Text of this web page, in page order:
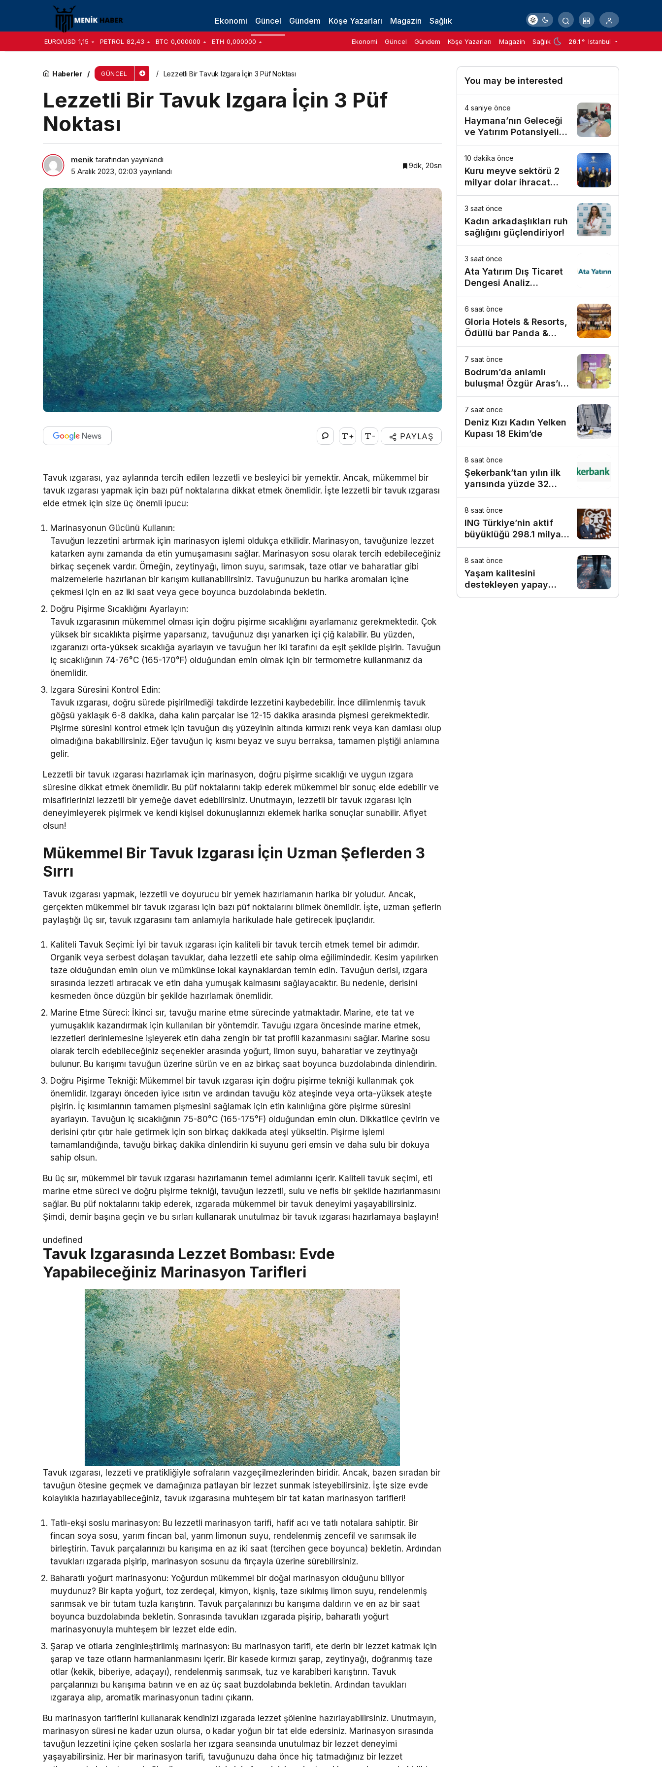
Ekonomi Güncel Gündem Köşe Yazarları Magazin Sağlık
EURO/USD 1,15 PETROL 82,43 BTC 0,000000 ETH 0,000000 Ekonomi Güncel Gündem Köşe Yazarları Magazin Sağlık 26.1 ° Istanbul
Haberler GÜNCEL Lezzetli Bir Tavuk Izgara İçin 3 Püf Noktası
Lezzetli Bir Tavuk Izgara İçin 3 Püf
Noktası
menik tarafından yayınlandı
5 Aralık 2023, 02:03 yayınlandı
9dk, 20sn
+ - PAYLAŞ
Tavuk ızgarası, yaz aylarında tercih edilen lezzetli ve besleyici bir yemektir. Ancak, mükemmel bir
tavuk ızgarası yapmak için bazı püf noktalarına dikkat etmek önemlidir. İşte lezzetli bir tavuk ızgarası
elde etmek için size üç önemli ipucu:
Marinasyonun Gücünü Kullanın:
Tavuğun lezzetini artırmak için marinasyon işlemi oldukça etkilidir. Marinasyon, tavuğunize lezzet
katarken aynı zamanda da etin yumuşamasını sağlar. Marinasyon sosu olarak tercih edebileceğiniz
birkaç seçenek vardır. Örneğin, zeytinyağı, limon suyu, sarımsak, taze otlar ve baharatlar gibi
malzemelerle hazırlanan bir karışım kullanabilirsiniz. Tavuğunuzun bu harika aromaları içine
çekmesi için en az iki saat veya gece boyunca buzdolabında bekletin.
Doğru Pişirme Sıcaklığını Ayarlayın:
Tavuk ızgarasının mükemmel olması için doğru pişirme sıcaklığını ayarlamanız gerekmektedir. Çok
yüksek bir sıcaklıkta pişirme yaparsanız, tavuğunuz dışı yanarken içi çiğ kalabilir. Bu yüzden,
ızgaranızı orta-yüksek sıcaklığa ayarlayın ve tavuğun her iki tarafını da eşit şekilde pişirin. Tavuğun
iç sıcaklığının 74-76°C (165-170°F) olduğundan emin olmak için bir termometre kullanmanız da
önemlidir.
Izgara Süresini Kontrol Edin:
Tavuk ızgarası, doğru sürede pişirilmediği takdirde lezzetini kaybedebilir. İnce dilimlenmiş tavuk
göğsü yaklaşık 6-8 dakika, daha kalın parçalar ise 12-15 dakika arasında pişmesi gerekmektedir.
Pişirme süresini kontrol etmek için tavuğun dış yüzeyinin altında kırmızı renk veya kan damlası olup
olmadığına bakabilirsiniz. Eğer tavuğun iç kısmı beyaz ve suyu berraksa, tamamen piştiği anlamına
gelir.
Lezzetli bir tavuk ızgarası hazırlamak için marinasyon, doğru pişirme sıcaklığı ve uygun ızgara
süresine dikkat etmek önemlidir. Bu püf noktalarını takip ederek mükemmel bir sonuç elde edebilir ve
misafirlerinizi lezzetli bir yemeğe davet edebilirsiniz. Unutmayın, lezzetli bir tavuk ızgarası için
deneyimleyerek pişirmek ve kendi kişisel dokunuşlarınızı eklemek harika sonuçlar sunabilir. Afiyet
olsun!
Mükemmel Bir Tavuk Izgarası İçin Uzman Şeflerden 3
Sırrı
Tavuk ızgarası yapmak, lezzetli ve doyurucu bir yemek hazırlamanın harika bir yoludur. Ancak,
gerçekten mükemmel bir tavuk ızgarası için bazı püf noktalarını bilmek önemlidir. İşte, uzman şeflerin
paylaştığı üç sır, tavuk ızgarasını tam anlamıyla harikulade hale getirecek ipuçlarıdır.
Kaliteli Tavuk Seçimi: İyi bir tavuk ızgarası için kaliteli bir tavuk tercih etmek temel bir adımdır.
Organik veya serbest dolaşan tavuklar, daha lezzetli ete sahip olma eğilimindedir. Kesim yapılırken
taze olduğundan emin olun ve mümkünse lokal kaynaklardan temin edin. Tavuğun derisi, ızgara
sırasında lezzeti artıracak ve etin daha yumuşak kalmasını sağlayacaktır. Bu nedenle, derisini
kesmeden önce düzgün bir şekilde hazırlamak önemlidir.
Marine Etme Süreci: İkinci sır, tavuğu marine etme sürecinde yatmaktadır. Marine, ete tat ve
yumuşaklık kazandırmak için kullanılan bir yöntemdir. Tavuğu ızgara öncesinde marine etmek,
lezzetleri derinlemesine işleyerek etin daha zengin bir tat profili kazanmasını sağlar. Marine sosu
olarak tercih edebileceğiniz seçenekler arasında yoğurt, limon suyu, baharatlar ve zeytinyağı
bulunur. Bu karışımı tavuğun üzerine sürün ve en az birkaç saat boyunca buzdolabında dinlendirin.
Doğru Pişirme Tekniği: Mükemmel bir tavuk ızgarası için doğru pişirme tekniği kullanmak çok
önemlidir. Izgarayı önceden iyice ısıtın ve ardından tavuğu köz ateşinde veya orta-yüksek ateşte
pişirin. İç kısımlarının tamamen pişmesini sağlamak için etin kalınlığına göre pişirme süresini
ayarlayın. Tavuğun iç sıcaklığının 75-80°C (165-175°F) olduğundan emin olun. Dikkatlice çevirin ve
derisini çıtır çıtır hale getirmek için son birkaç dakikada ateşi yükseltin. Pişirme işlemi
tamamlandığında, tavuğu birkaç dakika dinlendirin ki suyunu geri emsin ve daha sulu bir dokuya
sahip olsun.
Bu üç sır, mükemmel bir tavuk ızgarası hazırlamanın temel adımlarını içerir. Kaliteli tavuk seçimi, eti
marine etme süreci ve doğru pişirme tekniği, tavuğun lezzetli, sulu ve nefis bir şekilde hazırlanmasını
sağlar. Bu püf noktalarını takip ederek, ızgarada mükemmel bir tavuk deneyimi yaşayabilirsiniz.
Şimdi, demir başına geçin ve bu sırları kullanarak unutulmaz bir tavuk ızgarası hazırlamaya başlayın!
undefined
Tavuk Izgarasında Lezzet Bombası: Evde
Yapabileceğiniz Marinasyon Tarifleri
Tavuk ızgarası, lezzeti ve pratikliğiyle sofraların vazgeçilmezlerinden biridir. Ancak, bazen sıradan bir
tavuğun ötesine geçmek ve damağınıza patlayan bir lezzet sunmak isteyebilirsiniz. İşte size evde
kolaylıkla hazırlayabileceğiniz, tavuk ızgarasına muhteşem bir tat katan marinasyon tarifleri!
Tatlı-ekşi soslu marinasyon: Bu lezzetli marinasyon tarifi, hafif acı ve tatlı notalara sahiptir. Bir
fincan soya sosu, yarım fincan bal, yarım limonun suyu, rendelenmiş zencefil ve sarımsak ile
birleştirin. Tavuk parçalarınızı bu karışıma en az iki saat (tercihen gece boyunca) bekletin. Ardından
tavukları ızgarada pişirip, marinasyon sosunu da fırçayla üzerine sürebilirsiniz.
Baharatlı yoğurt marinasyonu: Yoğurdun mükemmel bir doğal marinasyon olduğunu biliyor
muydunuz? Bir kapta yoğurt, toz zerdeçal, kimyon, kişniş, taze sıkılmış limon suyu, rendelenmiş
sarımsak ve bir tutam tuzla karıştırın. Tavuk parçalarınızı bu karışıma daldırın ve en az bir saat
boyunca buzdolabında bekletin. Sonrasında tavukları ızgarada pişirip, baharatlı yoğurt
marinasyonuyla muhteşem bir lezzet elde edin.
Şarap ve otlarla zenginleştirilmiş marinasyon: Bu marinasyon tarifi, ete derin bir lezzet katmak için
şarap ve taze otların harmanlanmasını içerir. Bir kasede kırmızı şarap, zeytinyağı, doğranmış taze
otlar (kekik, biberiye, adaçayı), rendelenmiş sarımsak, tuz ve karabiberi karıştırın. Tavuk
parçalarınızı bu karışıma batırın ve en az üç saat buzdolabında bekletin. Ardından tavukları
ızgaraya alıp, aromatik marinasyonun tadını çıkarın.
Bu marinasyon tariflerini kullanarak kendinizi ızgarada lezzet şölenine hazırlayabilirsiniz. Unutmayın,
marinasyon süresi ne kadar uzun olursa, o kadar yoğun bir tat elde edersiniz. Marinasyon sırasında
tavuğun lezzetini içine çeken soslarla her ızgara seansında unutulmaz bir lezzet deneyimi
yaşayabilirsiniz. Her bir marinasyon tarifi, tavuğunuzu daha önce hiç tatmadığınız bir lezzet
Lezzetli Bir Tavuk Izgara İçin 3 Püf Noktası
You may be interested
4 saniye önce
Haymana’nın Geleceği
ve Yatırım Potansiyeli
Masaya Yatırıldı
10 dakika önce
Kuru meyve sektörü 2
milyar dolar ihracat
hedefi için Ankara’dan
destek istedi
3 saat önce
Kadın arkadaşlıkları ruh
sağlığını güçlendiriyor!
3 saat önce
Ata Yatırım Dış Ticaret
Dengesi Analiz
Raporunu Yayımladı
6 saat önce
Gloria Hotels & Resorts,
Ödüllü bar Panda &
Sons ile unutulmaz bir
Miksoloji Gecesine İmza
Attı
7 saat önce
Bodrum’da anlamlı
buluşma! Özgür Aras’ın
çok konuşulan kitabı
yeni baskısını Titanic
Luxury Collection
Bodrum’da kutladı
7 saat önce
Deniz Kızı Kadın Yelken
Kupası 18 Ekim’de
8 saat önce
Şekerbank’tan yılın ilk
yarısında yüzde 32
büyüme
8 saat önce
ING Türkiye’nin aktif
büyüklüğü 298.1 milyar
TL’ye ulaştı
8 saat önce
Yaşam kalitesini
destekleyen yapay
zekâ hizmetleri akıllı